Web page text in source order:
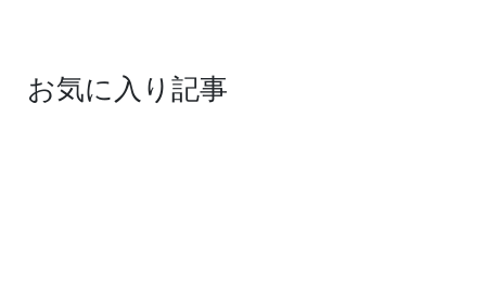
お気に入り記事